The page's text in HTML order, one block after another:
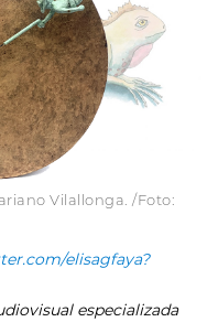
Vilallonga. /Foto:
elisagfaya?
especializada